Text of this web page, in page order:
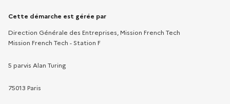
Informations sur la démarche
Cette démarche est gérée par
Direction Générale des Entreprises, Mission French Tech
Mission French Tech - Station F
5 parvis Alan Turing
75013 Paris